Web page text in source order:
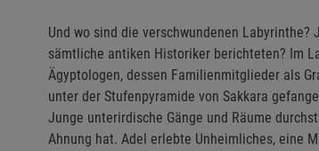
Und wo sind die verschwundenen
sämtliche antiken Historiker berichteten? Im
Ägyptologen, dessen Familienmitglieder als
unter der Stufenpyramide von Sakkara
Junge unterirdische Gänge und Räume
Ahnung hat. Adel erlebte Unheimliches, eine